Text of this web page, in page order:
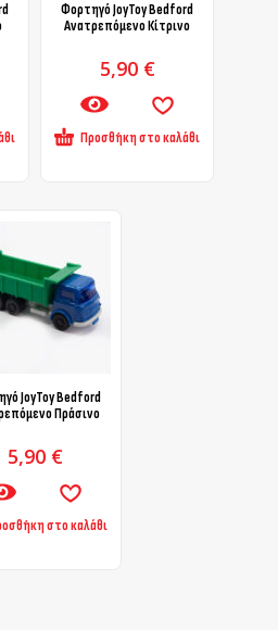
Φορτηγό JoyToy Bedford
Ανατρεπόμενο Κίτρινο
5,90 €
Προσθήκη στο καλάθι
JoyToy Bedford
Πράσινο
5,90 €
στο καλάθι